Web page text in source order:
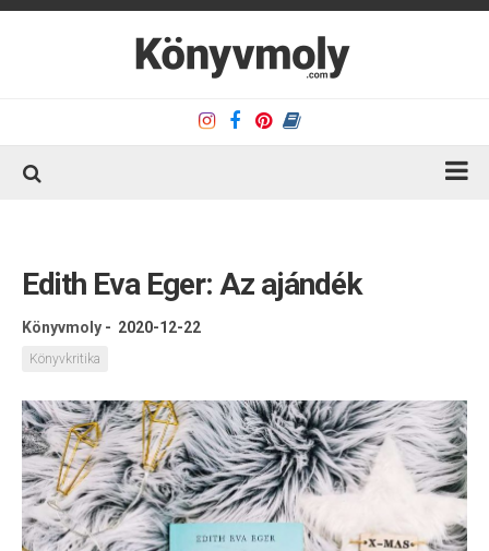
Könyvajánló
Kapcsolat
Könyveim
Rólam
Edith Eva Eger: Az ajándék
Könyvmoly - 2020-12-22
Könyvkritika